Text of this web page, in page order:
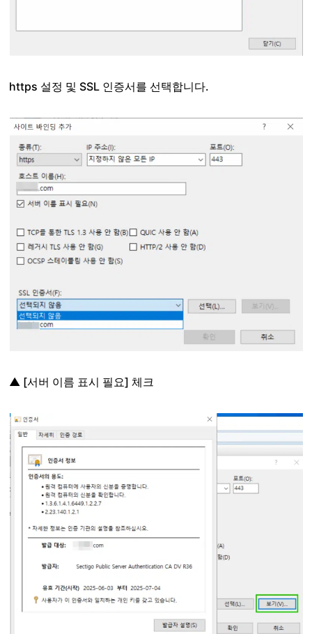
https 설정 및 SSL 인증서를 선택합니다.
▲ [서버 이름 표시 필요] 체크